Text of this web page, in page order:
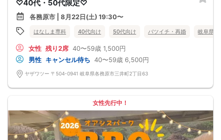
♡40代・50代限定♡
各務原市 | 8月22日(土) 19:30〜
はなしま専科 40代向け 50代向け バツイチ・再婚 岐阜県
女性 残り2席 40〜59歳 1,500円
男性 キャンセル待ち 40〜59歳 6,500円
ヤザワツー 〒504-0941 岐阜県各務原市三井町2丁目63
女性先行中！